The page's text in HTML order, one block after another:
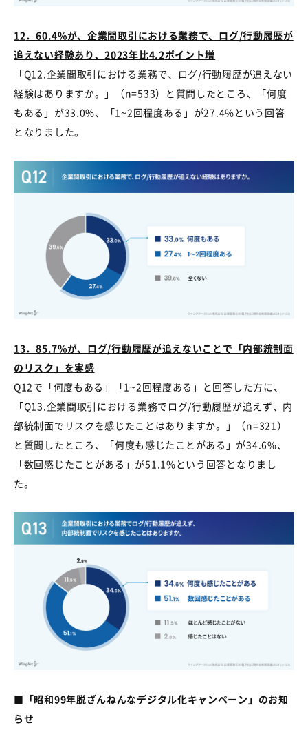
12．60.4%が、企業間取引における業務で、ログ/行動履歴が
追えない経験あり、2023年比4.2ポイント増
「Q12.企業間取引における業務で、ログ/行動履歴が追えない
経験はありますか。」（n=533）と質問したところ、「何度
もある」が33.0%、「1~2回程度ある」が27.4%という回答
となりました。
13．85.7%が、ログ/行動履歴が追えないことで「内部統制面
のリスク」を実感
Q12で「何度もある」「1~2回程度ある」と回答した方に、
「Q13. 企業間取引における業務でログ/行動履歴が追えず、内
部統制面でリスクを感じたことはありますか。」（n=321 ）
と質問したところ、「何度も感じたことがある」が34.6%、
「数回感じたことがある」が51.1%という回答となりまし
た。
■ 「昭和99年脱ざんねんなデジタル化キャンペーン」のお知
らせ